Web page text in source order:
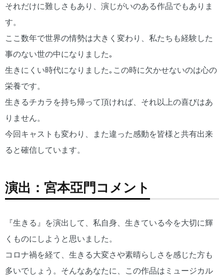
それだけに難しさもあり、演じがいのある作品でもありま
す。
ここ数年で世界の情勢は大きく変わり、私たちも経験した
事のない世の中になりました｡
生きにくい時代になりました｡この時に欠かせないのは心の
栄養です。
生きるチカラを持ち帰って頂ければ、それ以上の喜びはあ
りません。
今回キャストも変わり、また違った感動を皆様と共有出来
ると確信しています。
演出：宮本亞門コメント
『生きる』を演出して、私自身、生きている今を大切に輝
くものにしようと思いました。
コロナ禍を経て、生きる大変さや素晴らしさを感じた方も
多いでしょう。そんなあなたに、この作品はミュージカル